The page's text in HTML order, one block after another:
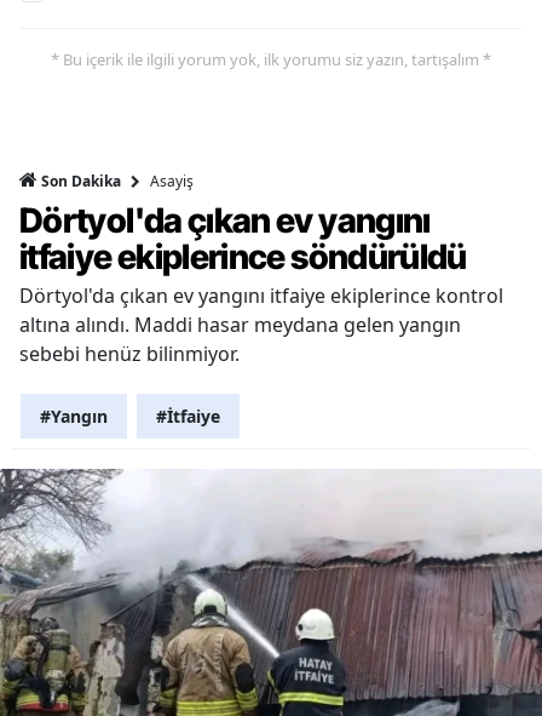
* Bu içerik ile ilgili yorum yok, ilk yorumu siz yazın, tartışalım *
Son Dakika Asayiş
Dörtyol'da çıkan ev yangını
itfaiye ekiplerince söndürüldü
Dörtyol'da çıkan ev yangını itfaiye ekiplerince kontrol
altına alındı. Maddi hasar meydana gelen yangın
sebebi henüz bilinmiyor.
#Yangın #İtfaiye